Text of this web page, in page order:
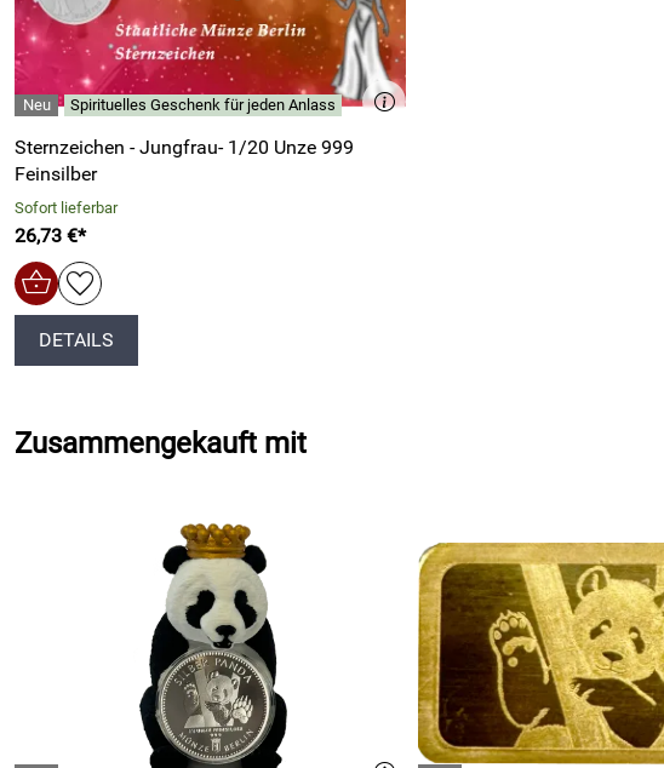
Spirituelles Geschenk für jeden Anlass
Sternzeichen - Jungfrau- 1/20 Unze 999
Feinsilber
Sofort lieferbar
26,73 €*
DETAILS
Zusammengekauft mit